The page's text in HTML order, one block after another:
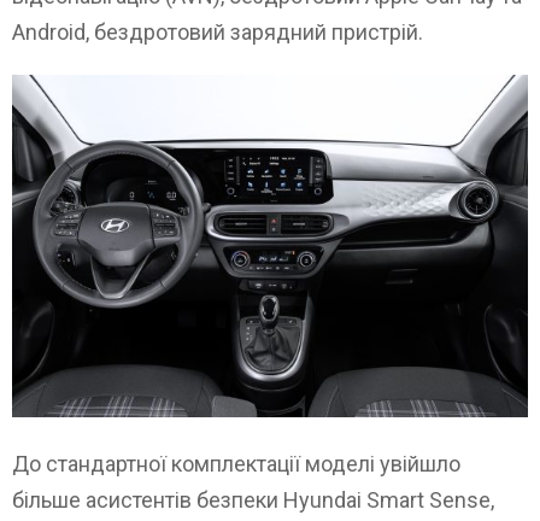
Android, бездротовий зарядний пристрій.
До стандартної комплектації моделі увійшло
більше асистентів безпеки Hyundai Smart Sense,